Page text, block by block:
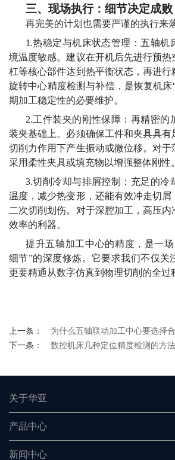
三、现场执行：细节决定成败
再完美的计划也需要严谨的执行来
1.热稳定与机床状态管理：五轴机
境温度敏感。建议在开机后先进行预热
杠等核心部件达到热平衡状态，再进
旋转中心精度检测与补偿，是恢复机床
期加工稳定性的必要维护。
2.工件装夹的刚性保障：再精密的
装夹基础上。必须确保工件和夹具具有
切削力作用下产生振动或微位移。对
采用柔性夹具或填充物以增强整体刚性。
3.切削冷却与排屑控制：充足的冷
温度，减少热变形，还能有效冲走切屑
二次切削划伤。对于深腔加工，高压
效率的利器。
提升五轴加工中心的精度，是一
细节”的深度修炼。它要求我们不仅关
更要精通从数字仿真到物理切削的全过
上一条：
为什么五轴联动加工中心要选择
下一条：
数控机床几种定位精度检测的方法
关于华亚
产品中心
新闻中心